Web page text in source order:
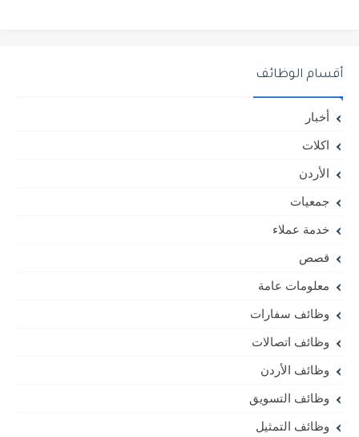
أقسام الوظائف
أخبار
اكلات
الأردن
جمعيات
خدمة عملاء
قصص
معلومات عامة
وظائف سفارات
وظائف اتصالات
وظائف الأردن
وظائف التسويق
وظائف التمثيل